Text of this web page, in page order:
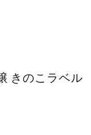
きのこラベル